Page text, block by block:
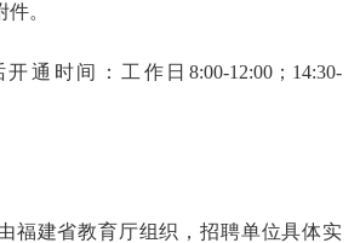
。
通时间：工作日8:00-12:00；14:30-
福建省教育厅组织，招聘单位具体实